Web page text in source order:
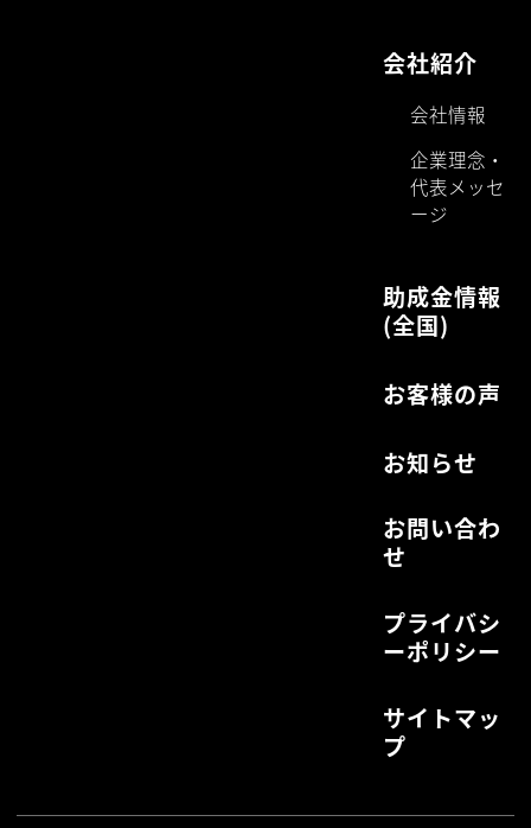
会社紹介
会社情報
企業理念・
代表メッセ
ージ
助成金情報
(全国)
お客様の声
お知らせ
お問い合わ
せ
プライバシ
ーポリシー
サイトマッ
プ